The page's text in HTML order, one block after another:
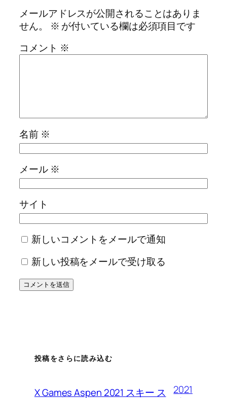
メールアドレスが公開されることはありま
せん。
※ が付いている欄は必須項目です
コメント ※
名前 ※
メール ※
サイト
新しいコメントをメールで通知
新しい投稿をメールで受け取る
投稿をさらに読み込む
X Games Aspen 2021 スキー ス
2021